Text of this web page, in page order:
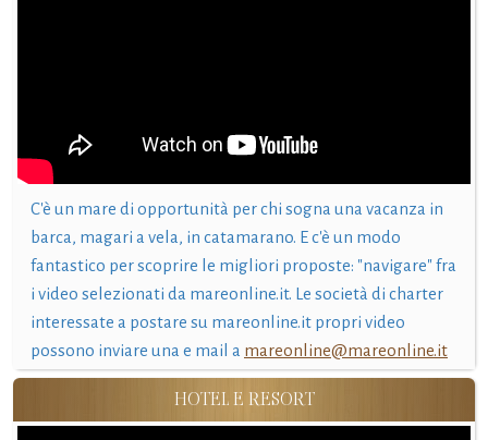
C'è un mare di opportunità per chi sogna una vacanza in
barca, magari a vela, in catamarano. E c'è un modo
fantastico per scoprire le migliori proposte: "navigare" fra
i video selezionati da mareonline.it. Le società di charter
interessate a postare su mareonline.it propri video
possono inviare una e mail a mareonline@mareonline.it
HOTEL E RESORT